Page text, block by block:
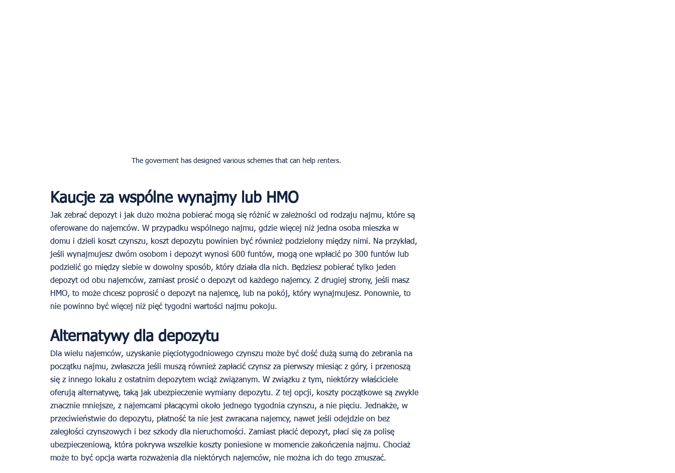
The goverment has designed various schemes that can help renters.
Kaucje za wspólne wynajmy lub HMO
Jak zebrać depozyt i jak dużo można pobierać mogą się różnić w zależności od rodzaju najmu, które są
oferowane do najemców. W przypadku wspólnego najmu, gdzie więcej niż jedna osoba mieszka w
domu i dzieli koszt czynszu, koszt depozytu powinien być również podzielony między nimi. Na przykład,
jeśli wynajmujesz dwóm osobom i depozyt wynosi 600 funtów, mogą one wpłacić po 300 funtów lub
podzielić go między siebie w dowolny sposób, który działa dla nich. Będziesz pobierać tylko jeden
depozyt od obu najemców, zamiast prosić o depozyt od każdego najemcy. Z drugiej strony, jeśli masz
HMO, to może chcesz poprosić o depozyt na najemcę, lub na pokój, który wynajmujesz. Ponownie, to
nie powinno być więcej niż pięć tygodni wartości najmu pokoju.
Alternatywy dla depozytu
Dla wielu najemców, uzyskanie pięciotygodniowego czynszu może być dość dużą sumą do zebrania na
początku najmu, zwłaszcza jeśli muszą również zapłacić czynsz za pierwszy miesiąc z góry, i przenoszą
się z innego lokalu z ostatnim depozytem wciąż związanym. W związku z tym, niektórzy właściciele
oferują alternatywę, taką jak ubezpieczenie wymiany depozytu. Z tej opcji, koszty początkowe są zwykle
znacznie mniejsze, z najemcami płacącymi około jednego tygodnia czynszu, a nie pięciu. Jednakże, w
przeciwieństwie do depozytu, płatność ta nie jest zwracana najemcy, nawet jeśli odejdzie on bez
zaległości czynszowych i bez szkody dla nieruchomości. Zamiast płacić depozyt, płaci się za polisę
ubezpieczeniową, która pokrywa wszelkie koszty poniesione w momencie zakończenia najmu. Chociaż
może to być opcja warta rozważenia dla niektórych najemców, nie można ich do tego zmuszać.